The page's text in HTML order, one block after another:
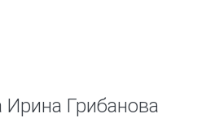
Ирина Грибанова